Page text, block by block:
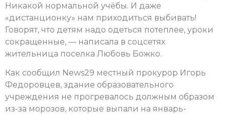
Никакой нормальной учёбы. И даже
«дистанционку» нам приходиться выбивать!
Говорят, что детям надо одеться потеплее, уроки
сокращенные, — написала в соцсетях
жительница поселка Любовь Божко.
Как сообщил News29 местный прокурор Игорь
Федоровцев, здание образовательного
учреждения не прогревалось должным образом
из-за морозов, которые выпали на январь-